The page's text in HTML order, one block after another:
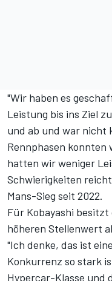
"Wir haben es
Leistung bis ins Ziel
und ab und war nicht
Rennphasen konnten
hatten wir weniger
Schwierigkeiten
Mans-Sieg seit 2022.
Für Kobayashi besitzt
höheren Stellenwert
"Ich denke, das ist
Konkurrenz so stark
Hypercar-Klasse und